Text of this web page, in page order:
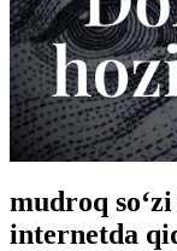
mudroq
internetda